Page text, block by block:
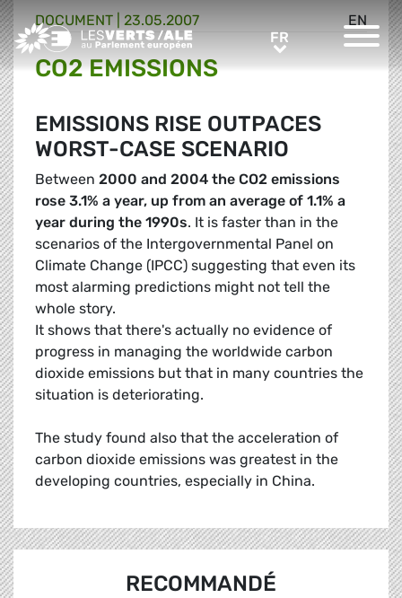
Greens/EFA Home FRFR
EN
DOCUMENT 23.05.2007
CO2 EMISSIONS
EMISSIONS RISE OUTPACES
WORST-CASE SCENARIO
Between 2000 and 2004 the CO2 emissions
rose 3.1% a year, up from an average of 1.1% a
year during the 1990s. It is faster than in the
scenarios of the Intergovernmental Panel on
Climate Change (IPCC) suggesting that even its
most alarming predictions might not tell the
whole story.
It shows that there's actually no evidence of
progress in managing the worldwide carbon
dioxide emissions but that in many countries the
situation is deteriorating.
The study found also that the acceleration of
carbon dioxide emissions was greatest in the
developing countries, especially in China.
RECOMMANDÉ